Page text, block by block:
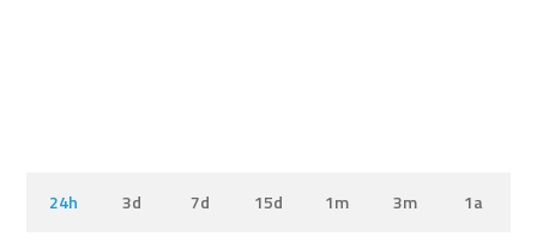
24h 3d 7d 15d 1m 3m 1a